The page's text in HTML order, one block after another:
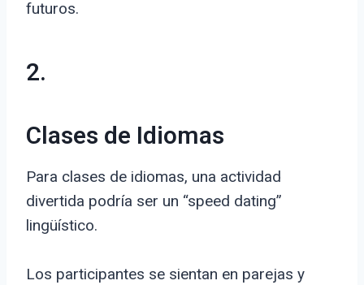
futuros.
2.
Clases de Idiomas
Para clases de idiomas, una actividad
divertida podría ser un “speed dating”
lingüístico.
Los participantes se sientan en parejas y